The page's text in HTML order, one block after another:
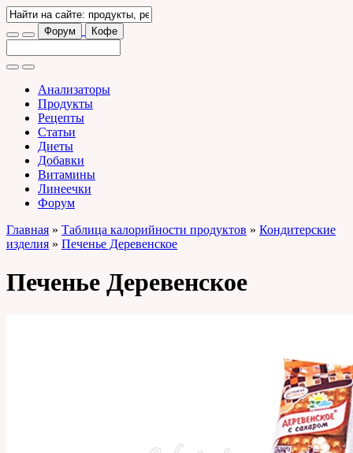
Форум Кофе
Анализаторы
Продукты
Рецепты
Статьи
Диеты
Добавки
Витамины
Линеечки
Форум
Главная » Таблица калорийности продуктов » Кондитерские
изделия » Печенье Деревенское
Печенье Деревенское